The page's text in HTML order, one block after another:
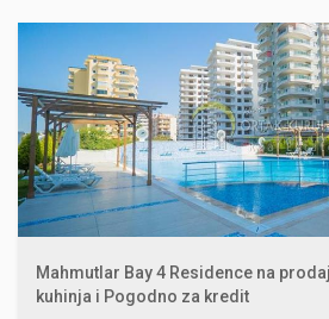
Mahmutlar Bay 4 Residence na
kuhinja i Pogodno za kredit